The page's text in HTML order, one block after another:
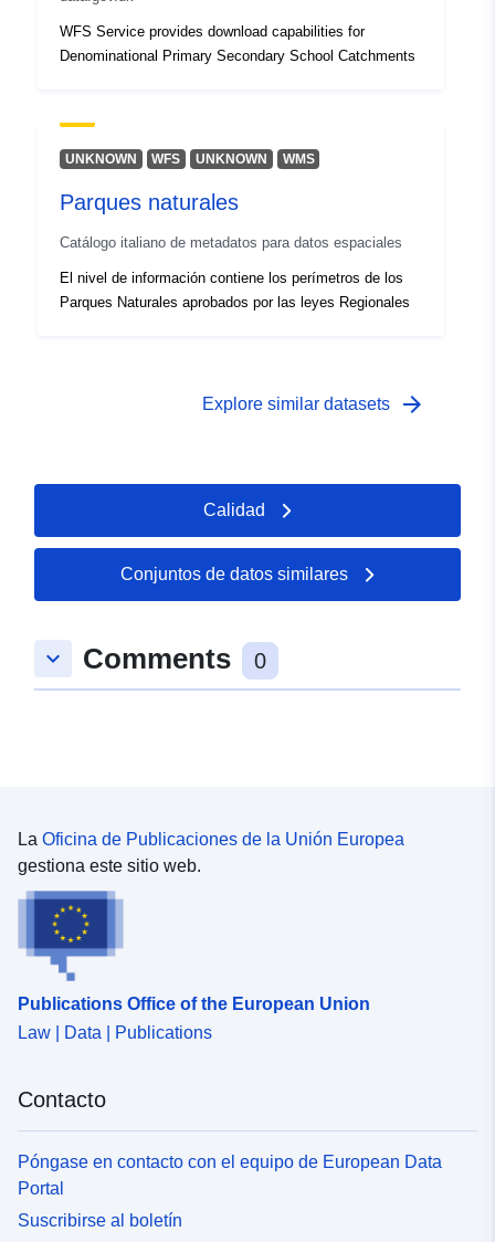
WFS Service provides download capabilities for
Denominational Primary Secondary School Catchments
UNKNOWN WFS UNKNOWN WMS
Parques naturales
Catálogo italiano de metadatos para datos espaciales
El nivel de información contiene los perímetros de los
Parques Naturales aprobados por las leyes Regionales
Explore similar datasets arrow_forward
Calidad
Conjuntos de datos similares
keyboard_arrow_down Comments 0
La Oficina de Publicaciones de la Unión Europea
gestiona este sitio web.
Publications Office of the European Union
Law | Data | Publications
Contacto
Póngase en contacto con el equipo de European Data
Portal
Suscribirse al boletín